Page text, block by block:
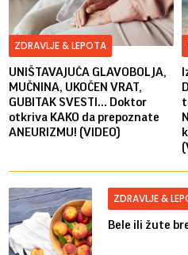
ZDRAVLJE & LEPOTA
UNIŠTAVAJUĆA GLAVOBOLJA,
MUČNINA, UKOČEN VRAT,
GUBITAK SVESTI... Doktor
otkriva KAKO da prepoznate
ANEURIZMU! (VIDEO)
ZDRAVLJE &
Bele ili žute